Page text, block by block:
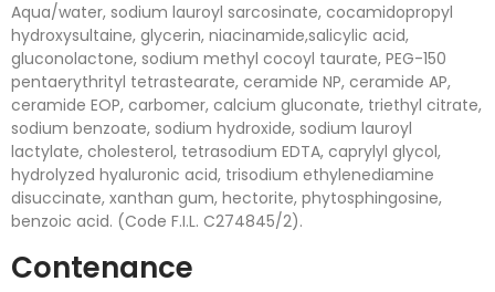
Aqua/water, sodium lauroyl sarcosinate, cocamidopropyl
hydroxysultaine, glycerin, niacinamide,salicylic acid,
gluconolactone, sodium methyl cocoyl taurate, PEG-150
pentaerythrityl tetrastearate, ceramide NP, ceramide AP,
ceramide EOP, carbomer, calcium gluconate, triethyl citrate,
sodium benzoate, sodium hydroxide, sodium lauroyl
lactylate, cholesterol, tetrasodium EDTA, caprylyl glycol,
hydrolyzed hyaluronic acid, trisodium ethylenediamine
disuccinate, xanthan gum, hectorite, phytosphingosine,
benzoic acid. (Code F.I.L. C274845/2).
Contenance